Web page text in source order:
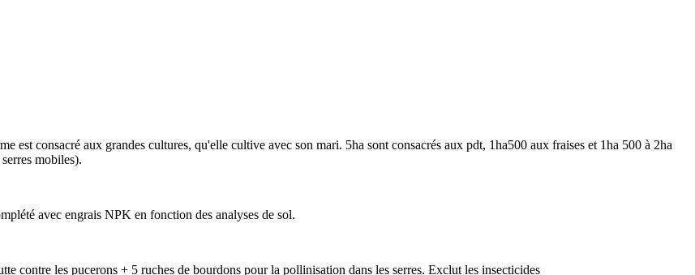
est consacré aux grandes cultures, qu'elle cultive avec son mari. 5ha sont consacrés aux pdt, 1ha500 aux fraises et 1ha 500 à 2ha
mobiles).
avec engrais NPK en fonction des analyses de sol.
contre les pucerons + 5 ruches de bourdons pour la pollinisation dans les serres. Exclut les insecticides